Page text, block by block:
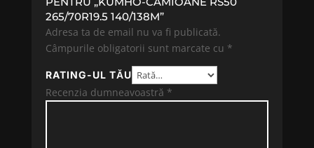
265/70R19.5 140/138M”
Adresa ta de email nu va fi publicată.
Câmpurile obligatorii sunt marcate cu *
RATING-UL TĂU
Recenzia dumneavoastră *